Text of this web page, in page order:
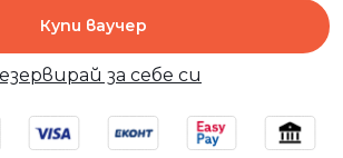
Купи ваучер
за себе си